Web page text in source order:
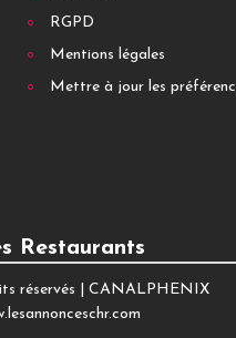
RGPD
Mentions légales
Mettre à jour les
Restaurants
réservés | CANALPHENIX